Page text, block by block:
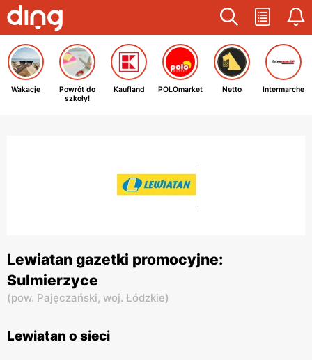
Wakacje
Powrót do
szkoły!
Kaufland POLOmarket Netto Intermarche
Lewiatan gazetki promocyjne:
Sulmierzyce
(pow. Pajęczański, woj. Łódzkie)
Lewiatan o sieci